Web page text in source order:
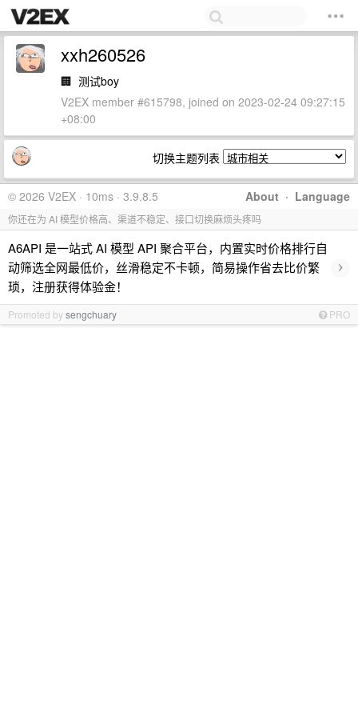
xxh260526
🏢 测试boy
V2EX member #615798, joined on 2023-02-24 09:27:15
+08:00
切换主题列表
About · Language
© 2026 V2EX · 10ms · 3.9.8.5
你还在为 AI 模型价格高、渠道不稳定、接口切换麻烦头疼吗
A6API 是一站式 AI 模型 API 聚合平台，内置实时价格排行自
动筛选全网最低价，丝滑稳定不卡顿，简易操作省去比价繁
琐，注册获得体验金！
›
Promoted bysengchuary PRO